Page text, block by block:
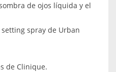
de ojos líquida y el
spray de Urban
de Clinique.